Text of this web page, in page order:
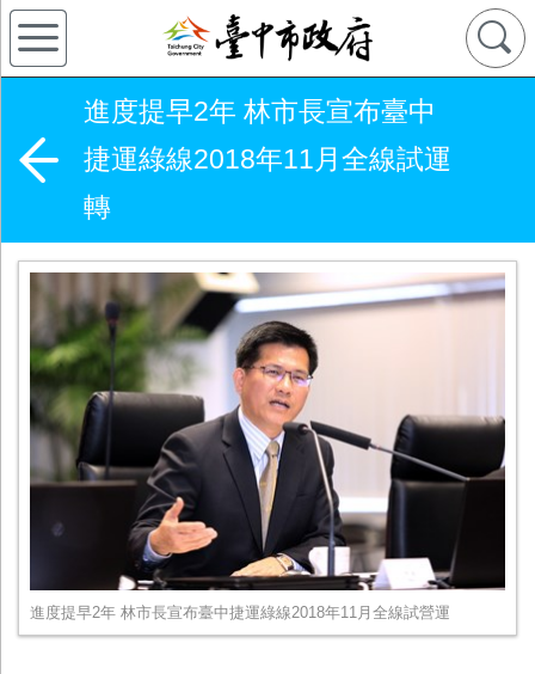
進度提早2年 林市長宣布臺中
捷運綠線2018年11月全線試運
轉
進度提早2年 林市長宣布臺中捷運綠線2018年11月全線試營運